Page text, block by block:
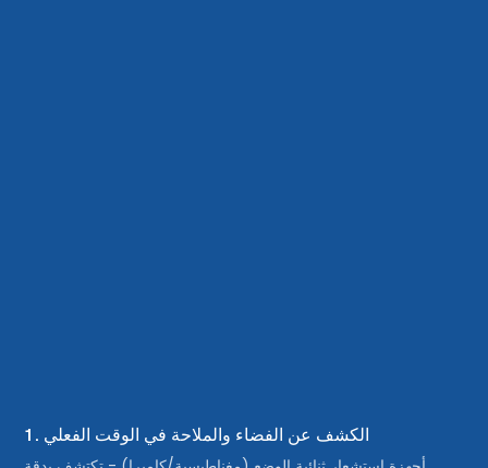
1. الكشف عن الفضاء والملاحة في الوقت الفعلي